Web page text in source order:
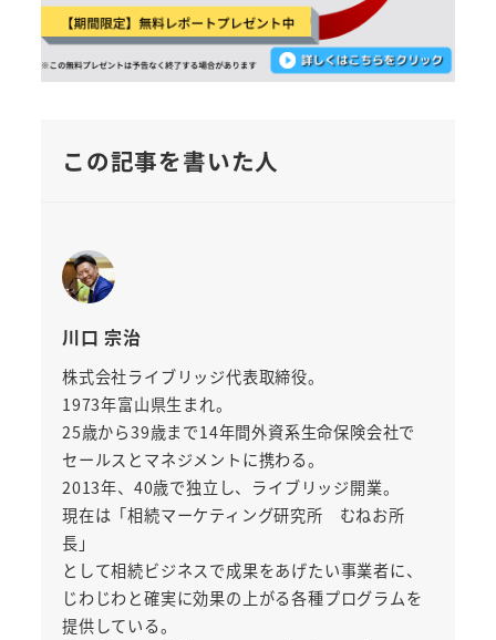
この記事を書いた人
川口 宗治
株式会社ライブリッジ代表取締役。
1973年富山県生まれ。
25歳から39歳まで14年間外資系生命保険会社で
セールスとマネジメントに携わる。
2013年、40歳で独立し、ライブリッジ開業。
現在は「相続マーケティング研究所 むねお所
長」
として相続ビジネスで成果をあげたい事業者に、
じわじわと確実に効果の上がる各種プログラムを
提供している。